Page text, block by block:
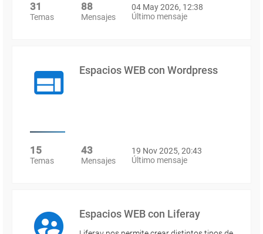
31
Temas
88
Mensajes
04 May 2026, 12:38
Último mensaje
Espacios WEB con Wordpress
15
Temas
43
Mensajes
19 Nov 2025, 20:43
Último mensaje
Espacios WEB con Liferay